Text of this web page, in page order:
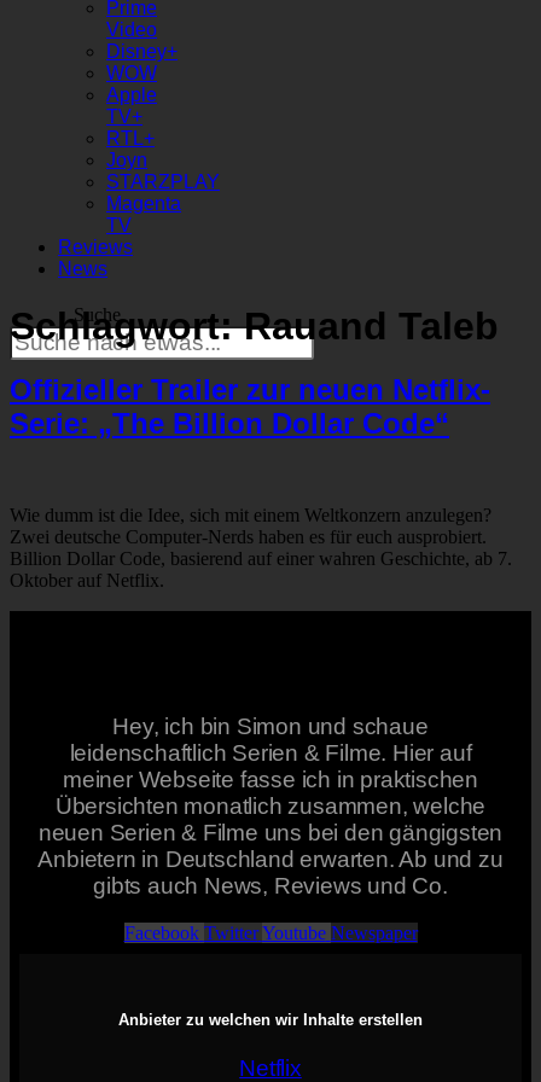
Prime
Video
Disney+
WOW
Apple
TV+
RTL+
Joyn
STARZPLAY
Magenta
TV
Reviews
News
Suche
Schlagwort:Rauand Taleb
Offizieller Trailer zur neuen Netflix-
Serie: „The Billion Dollar Code“
Wie dumm ist die Idee, sich mit einem Weltkonzern anzulegen?
Zwei deutsche Computer-Nerds haben es für euch ausprobiert.
Billion Dollar Code, basierend auf einer wahren Geschichte, ab 7.
Oktober auf Netflix.
Hey, ich bin Simon und schaue
leidenschaftlich Serien & Filme. Hier auf
meiner Webseite fasse ich in praktischen
Übersichten monatlich zusammen, welche
neuen Serien & Filme uns bei den gängigsten
Anbietern in Deutschland erwarten. Ab und zu
gibts auch News, Reviews und Co.
Facebook Twitter Youtube Newspaper
Anbieter zu welchen wir Inhalte erstellen
Netflix